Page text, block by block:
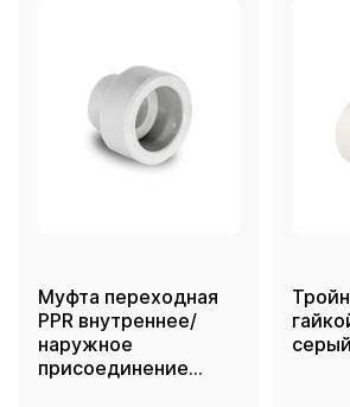
Муфта переходная
PPR внутреннее/
наружное
присоединение